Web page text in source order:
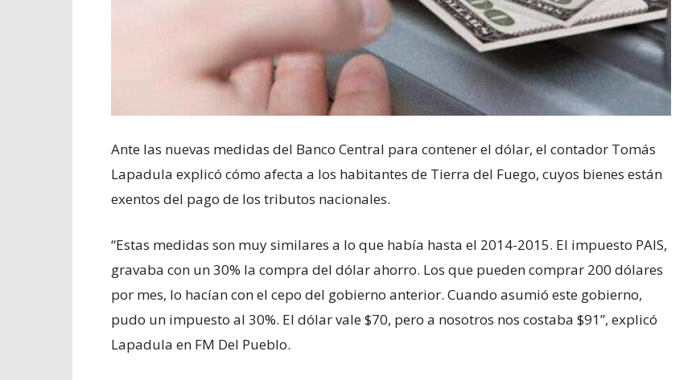
Ante las nuevas medidas del Banco Central para contener el dólar, el contador Tomás
Lapadula explicó cómo afecta a los habitantes de Tierra del Fuego, cuyos bienes están
exentos del pago de los tributos nacionales.
“Estas medidas son muy similares a lo que había hasta el 2014-2015. El impuesto PAIS,
gravaba con un 30% la compra del dólar ahorro. Los que pueden comprar 200 dólares
por mes, lo hacían con el cepo del gobierno anterior. Cuando asumió este gobierno,
pudo un impuesto al 30%. El dólar vale $70, pero a nosotros nos costaba $91”, explicó
Lapadula en FM Del Pueblo.